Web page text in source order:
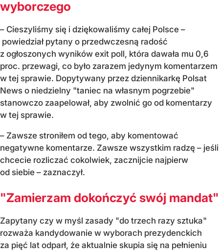
wyborczego
– Cieszyliśmy się i dziękowaliśmy całej Polsce –
powiedział pytany o przedwczesną radość
z ogłoszonych wyników exit poll, która dawała mu 0,6
proc. przewagi, co było zarazem jedynym komentarzem
w tej sprawie. Dopytywany przez dziennikarkę Polsat
News o niedzielny "taniec na własnym pogrzebie"
stanowczo zaapelował, aby zwolnić go od komentarzy
w tej sprawie.
– Zawsze stroniłem od tego, aby komentować
negatywne komentarze. Zawsze wszystkim radzę – jeśli
chcecie rozliczać cokolwiek, zacznijcie najpierw
od siebie – zaznaczył.
"Zamierzam dokończyć swój mandat"
Zapytany czy w myśl zasady "do trzech razy sztuka"
rozważa kandydowanie w wyborach prezydenckich
za pięć lat odparł, że aktualnie skupia się na pełnieniu